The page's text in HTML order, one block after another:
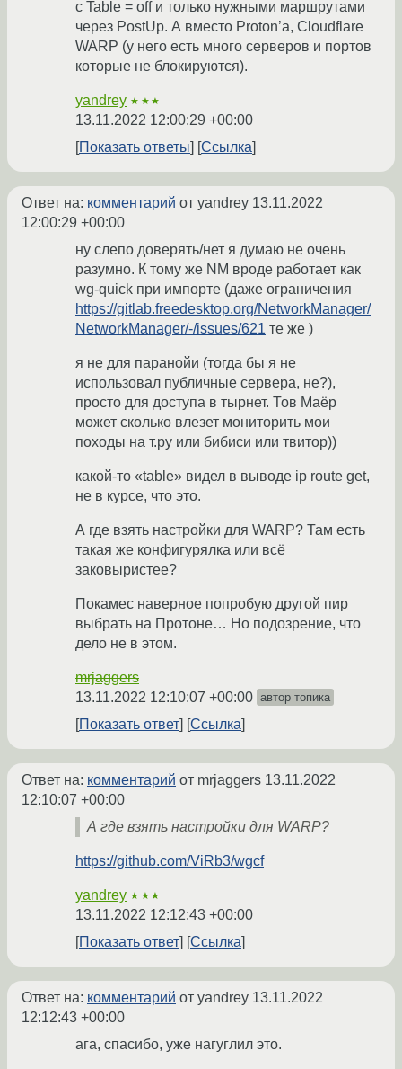
с Table = off и только нужными маршрутами
через PostUp. А вместо Proton’а, Cloudflare
WARP (у него есть много серверов и портов
которые не блокируются).
yandrey ★★★
13.11.2022 12:00:29 +00:00
Показать ответы
Ссылка
Ответ на: комментарий от yandrey 13.11.2022
12:00:29 +00:00
ну слепо доверять/нет я думаю не очень
разумно. К тому же NM вроде работает как
wg-quick при импорте (даже ограничения
https://gitlab.freedesktop.org/NetworkManager/
NetworkManager/-/issues/621 те же )
я не для паранойи (тогда бы я не
использовал публичные сервера, не?),
просто для доступа в тырнет. Тов Маёр
может сколько влезет мониторить мои
походы на т.ру или бибиси или твитор))
какой-то «table» видел в выводе ip route get,
не в курсе, что это.
А где взять настройки для WARP? Там есть
такая же конфигурялка или всё
заковыристее?
Покамес наверное попробую другой пир
выбрать на Протоне… Но подозрение, что
дело не в этом.
mrjaggers
13.11.2022 12:10:07 +00:00 автор топика
Показать ответ Ссылка
Ответ на: комментарий от mrjaggers 13.11.2022
12:10:07 +00:00
А где взять настройки для WARP?
https://github.com/ViRb3/wgcf
yandrey ★★★
13.11.2022 12:12:43 +00:00
Показать ответ
Ссылка
Ответ на: комментарий от yandrey 13.11.2022
12:12:43 +00:00
ага, спасибо, уже нагуглил это.